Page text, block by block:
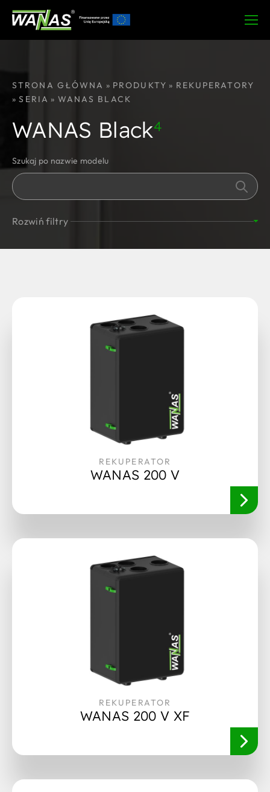
STRONA GŁÓWNA » PRODUKTY » REKUPERATORY
» SERIA » WANAS BLACK
WANAS Black4
Szukaj po nazwie modelu
Rozwiń filtry
Wydajność
REKUPERATOR
WANAS 200 V
REKUPERATOR
WANAS 200 V XF